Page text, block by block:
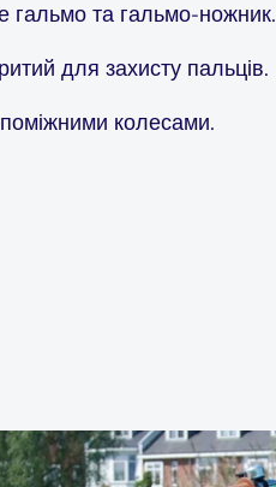
гальмо та гальмо-ножник.
для захисту пальців.
колесами.